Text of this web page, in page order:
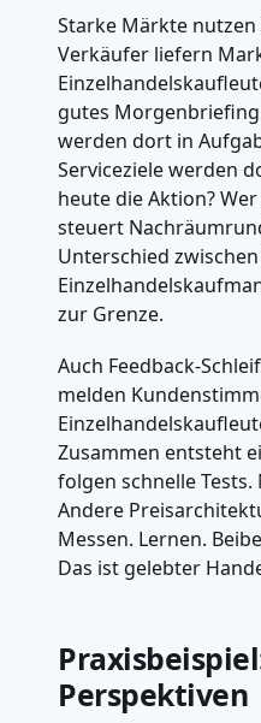
Starke Märkte nutzen
Verkäufer liefern
gutes
werden dort in
Serviceziele werden
heute die Aktion?
steuert
Unterschied
zur Grenze.
Auch Feedback-
melden
Zusammen entsteht
folgen schnelle Tests.
Andere
Messen. Lernen.
Das ist gelebter
Perspektiven